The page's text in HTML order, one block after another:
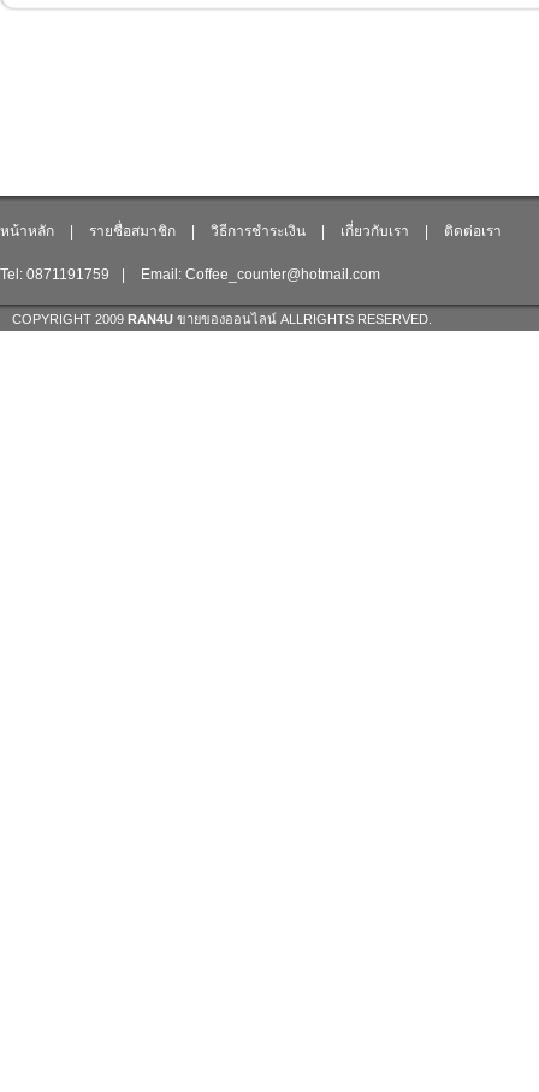
หน้าหลัก รายชื่อสมาชิก วิธีการชำระเงิน เกี่ยวกับเรา ติดต่อเรา
Tel: 0871191759 Email: Coffee_counter@hotmail.com
COPYRIGHT 2009 RAN4U ขายของออนไลน์ ALLRIGHTS RESERVED.